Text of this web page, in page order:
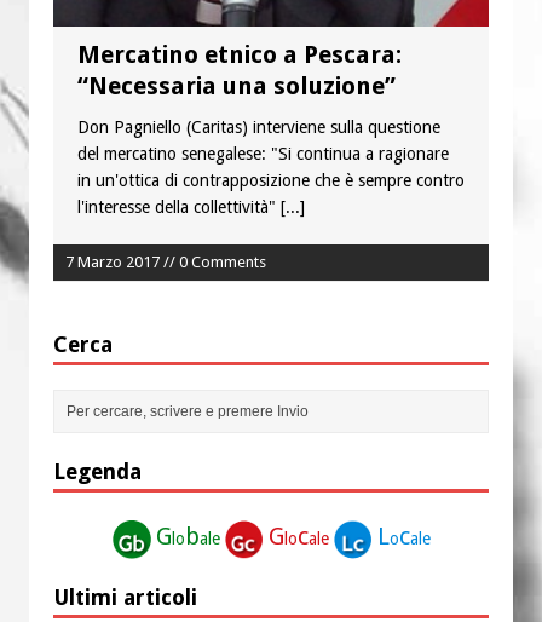
Mercatino etnico a Pescara:
“Necessaria una soluzione”
Don Pagniello (Caritas) interviene sulla questione
del mercatino senegalese: "Si continua a ragionare
in un'ottica di contrapposizione che è sempre contro
l'interesse della collettività" [...]
7 Marzo 2017 // 0 Comments
Cerca
Legenda
Globale Glocale Locale
Ultimi articoli